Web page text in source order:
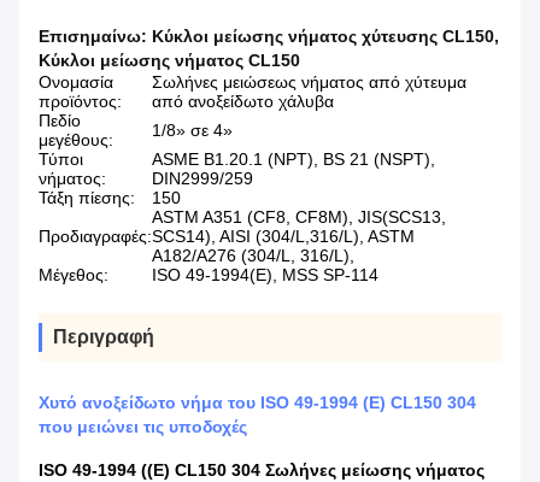
Επισημαίνω: Κύκλοι μείωσης νήματος χύτευσης CL150,
Κύκλοι μείωσης νήματος CL150
Ονομασία
προϊόντος:
Σωλήνες μειώσεως νήματος από χύτευμα
από ανοξείδωτο χάλυβα
Πεδίο
μεγέθους:
1/8» σε 4»
Τύποι
νήματος:
ASME B1.20.1 (NPT), BS 21 (NSPT),
DIN2999/259
Τάξη πίεσης:
150
Προδιαγραφές:
ASTM A351 (CF8, CF8M), JIS(SCS13,
SCS14), AISI (304/L,316/L), ASTM
A182/A276 (304/L, 316/L),
Μέγεθος:
ISO 49-1994(E), MSS SP-114
Περιγραφή
Χυτό ανοξείδωτο νήμα του ISO 49-1994 (Ε) CL150 304
που μειώνει τις υποδοχές
ISO 49-1994 ((E) CL150 304 Σωλήνες μείωσης νήματος